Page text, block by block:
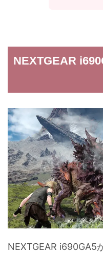
NEXTGEAR
NEXTGEAR i690GA5